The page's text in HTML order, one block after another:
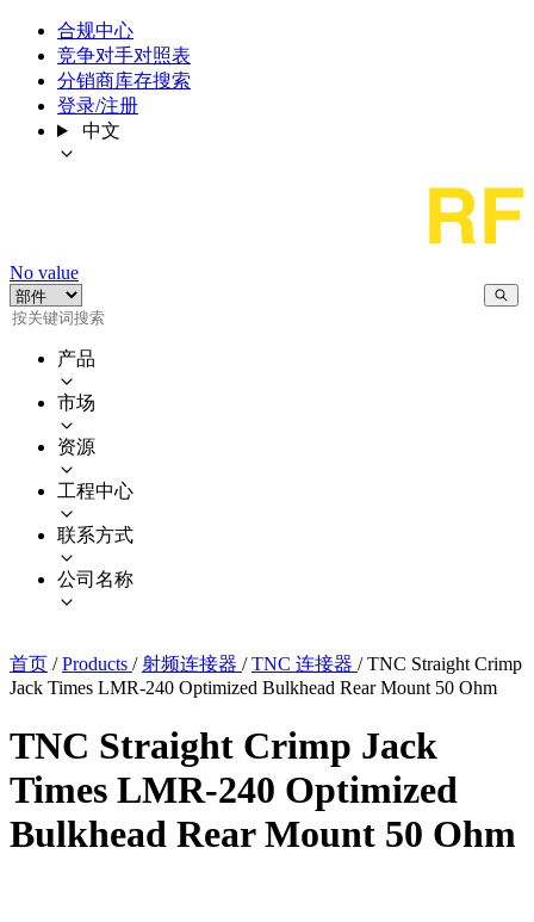
合规中心
竞争对手对照表
分销商库存搜索
登录/注册
中文
No value
产品
市场
资源
工程中心
联系方式
公司名称
首页 / Products / 射频连接器 / TNC 连接器 / TNC Straight Crimp
Jack Times LMR-240 Optimized Bulkhead Rear Mount 50 Ohm
TNC Straight Crimp Jack
Times LMR-240 Optimized
Bulkhead Rear Mount 50 Ohm